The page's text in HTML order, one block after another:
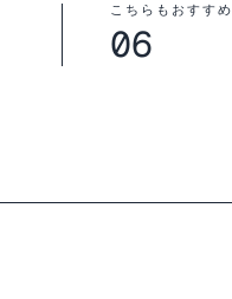
こちらもおすすめ
06